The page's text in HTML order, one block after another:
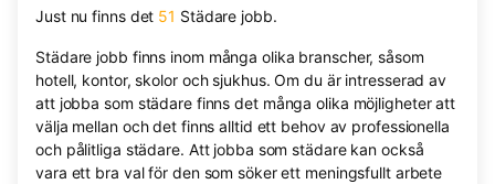
Just nu finns det 51 Städare jobb.
Städare jobb finns inom många olika branscher, såsom
hotell, kontor, skolor och sjukhus. Om du är intresserad av
att jobba som städare finns det många olika möjligheter att
välja mellan och det finns alltid ett behov av professionella
och pålitliga städare. Att jobba som städare kan också
vara ett bra val för den som söker ett meningsfullt arbete